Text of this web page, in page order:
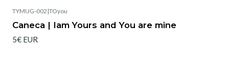
TYMUG-002 |TOyou
Caneca | Iam Yours and You are mine
5€ EUR